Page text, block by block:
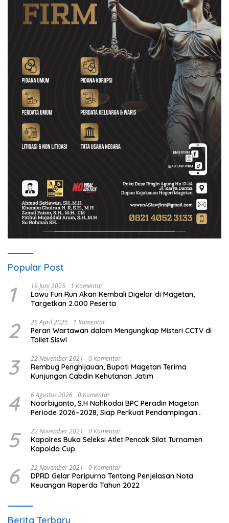
Popular Post
1 19 Juni 2025 1 Komentar
Lawu Fun Run Akan Kembali Digelar di Magetan,
Targetkan 2.000 Peserta
2 26 April 2025 1 Komentar
Peran Wartawan dalam Mengungkap Misteri CCTV di
Toilet Siswi
3 22 November 2021 0 Komentar
Rembug Penghijauan, Bupati Magetan Terima
Kunjungan Cabdin Kehutanan Jatim
4 6 Agustus 2026 0 Komentar
Noorbiyanto, S.H Nahkodai BPC Peradin Magetan
Periode 2026–2028, Siap Perkuat Pendampingan
5 22 November 2021 0 Komentar
Kapolres Buka Seleksi Atlet Pencak Silat Turnamen
Kapolda Cup
6 22 November 2021 0 Komentar
DPRD Gelar Paripurna Tentang Penjelasan Nota
Keuangan Raperda Tahun 2022
Berita Terbaru